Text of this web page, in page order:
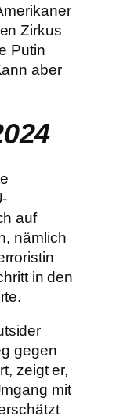
Zirkus
Putin
aber
auf
nämlich
in den
gegen
zeigt er,
mit